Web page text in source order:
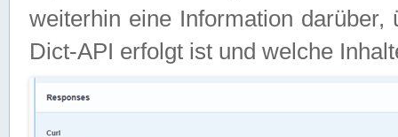
weiterhin eine Information
Dict-API erfolgt ist und welche